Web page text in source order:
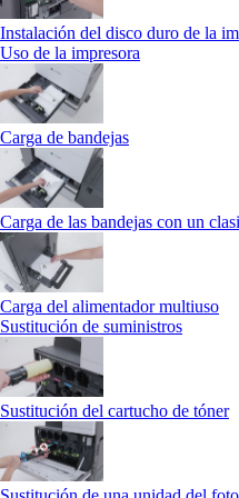
Instalación del disco duro de la
Uso de la impresora
Carga de bandejas
Carga de las bandejas con un
Carga del alimentador multiuso
Sustitución de suministros
Sustitución del cartucho de tóner